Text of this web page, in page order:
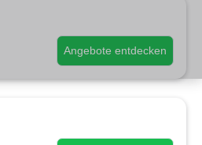
Angebote entdecken